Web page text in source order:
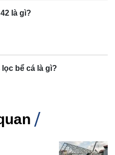
là gì?
bể cá là gì?